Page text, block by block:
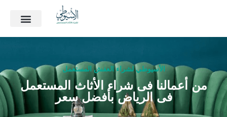
الأسيوطي لشراء العفش المستعمل
من أعمالنا فى شراء الأثاث المستعمل
فى الرياض بأفضل سعر